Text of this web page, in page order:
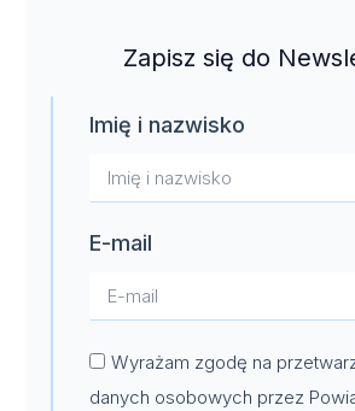
Zapisz się do
Imię i nazwisko
E-mail
Wyrażam zgodę na
danych osobowych przez